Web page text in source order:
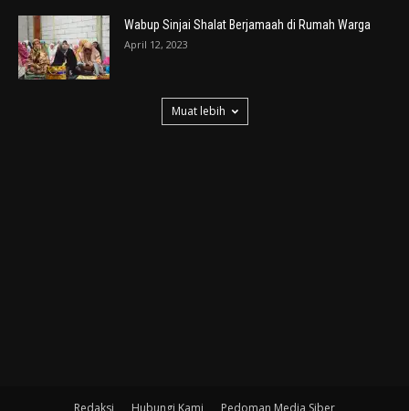
Wabup Sinjai Shalat Berjamaah di Rumah Warga
April 12, 2023
Muat lebih
Redaksi Hubungi Kami Pedoman Media Siber